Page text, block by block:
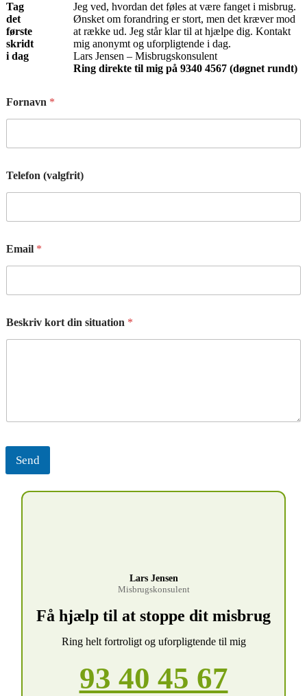
Tag
det
første
skridt
i dag
Jeg ved, hvordan det føles at være fanget i misbrug.
Ønsket om forandring er stort, men det kræver mod
at række ud. Jeg står klar til at hjælpe dig. Kontakt
mig anonymt og uforpligtende i dag.
Lars Jensen – Misbrugskonsulent
Ring direkte til mig på 9340 4567 (døgnet rundt)
Fornavn *
Telefon (valgfrit)
Email *
Beskriv kort din situation *
Send
Lars Jensen
Misbrugskonsulent
Få hjælp til at stoppe dit misbrug
Ring helt fortroligt og uforpligtende til mig
93 40 45 67